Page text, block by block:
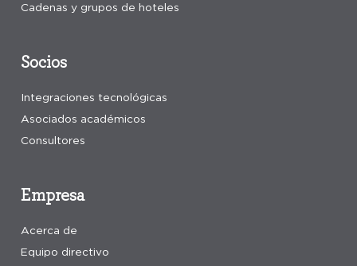
Cadenas y grupos de hoteles
Empresa
Acerca de
Equipo directivo
Socios
Integraciones tecnológicas
Asociados académicos
Consultores